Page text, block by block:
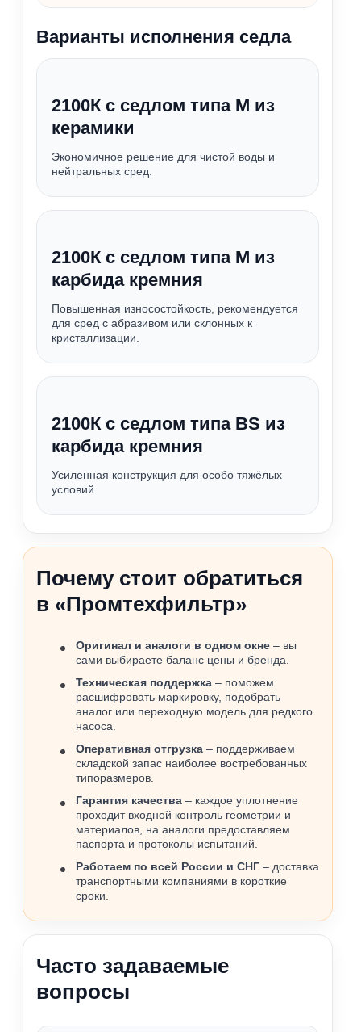
Варианты исполнения седла
2100К с седлом типа М из
керамики
Экономичное решение для чистой воды и
нейтральных сред.
2100К с седлом типа М из
карбида кремния
Повышенная износостойкость, рекомендуется
для сред с абразивом или склонных к
кристаллизации.
2100К с седлом типа BS из
карбида кремния
Усиленная конструкция для особо тяжёлых
условий.
Почему стоит обратиться
в «Промтехфильтр»
Оригинал и аналоги в одном окне – вы
сами выбираете баланс цены и бренда.
Техническая поддержка – поможем
расшифровать маркировку, подобрать
аналог или переходную модель для редкого
насоса.
Оперативная отгрузка – поддерживаем
складской запас наиболее востребованных
типоразмеров.
Гарантия качества – каждое уплотнение
проходит входной контроль геометрии и
материалов, на аналоги предоставляем
паспорта и протоколы испытаний.
Работаем по всей России и СНГ – доставка
транспортными компаниями в короткие
сроки.
Часто задаваемые
вопросы